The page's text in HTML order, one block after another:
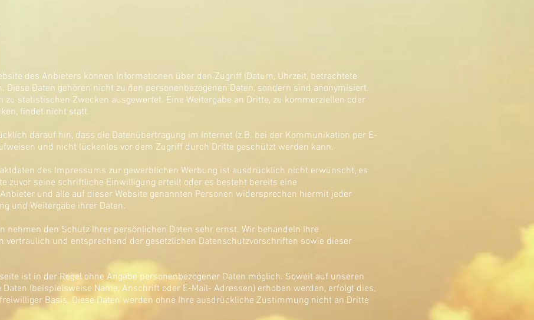
des Anbieters können Informationen über den Zugriff (Datum, Uhrzeit, betrachtete
Diese Daten gehören nicht zu den personenbezogenen Daten, sondern sind anonymisiert.
zu statistischen Zwecken ausgewertet. Eine Weitergabe an Dritte, zu kommerziellen oder
findet nicht statt.
darauf hin, dass die Datenübertragung im Internet (z.B. bei der Kommunikation per E-
und nicht lückenlos vor dem Zugriff durch Dritte geschützt werden kann.
des Impressums zur gewerblichen Werbung ist ausdrücklich nicht erwünscht, es
zuvor seine schriftliche Einwilligung erteilt oder es besteht bereits eine
und alle auf dieser Website genannten Personen widersprechen hiermit jeder
und Weitergabe ihrer Daten.
nehmen den Schutz Ihrer persönlichen Daten sehr ernst. Wir behandeln Ihre
vertraulich und entsprechend der gesetzlichen Datenschutzvorschriften sowie dieser
ist in der Regel ohne Angabe personenbezogener Daten möglich. Soweit auf unseren
Daten (beispielsweise Name, Anschrift oder E-Mail- Adressen) erhoben werden, erfolgt dies,
Basis. Diese Daten werden ohne Ihre ausdrückliche Zustimmung nicht an Dritte